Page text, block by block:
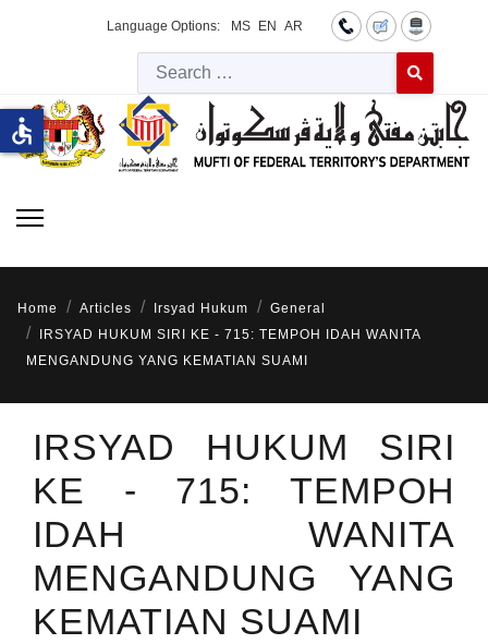
Language Options: MS EN AR
Type 2 or
Home Articles Irsyad Hukum
General
IRSYAD HUKUM SIRI KE - 715: TEMPOH IDAH WANITA
MENGANDUNG YANG KEMATIAN SUAMI
IRSYAD HUKUM SIRI
KE - 715: TEMPOH
IDAH WANITA
MENGANDUNG YANG
KEMATIAN SUAMI
accessible